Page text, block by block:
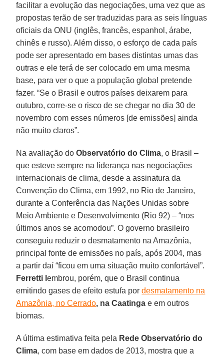
facilitar a evolução das negociações, uma vez que as
propostas terão de ser traduzidas para as seis línguas
oficiais da ONU (inglês, francês, espanhol, árabe,
chinês e russo). Além disso, o esforço de cada país
pode ser apresentado em bases distintas umas das
outras e ele terá de ser colocado em uma mesma
base, para ver o que a população global pretende
fazer. “Se o Brasil e outros países deixarem para
outubro, corre-se o risco de se chegar no dia 30 de
novembro com esses números [de emissões] ainda
não muito claros”.
Na avaliação doObservatório do Clima, o Brasil –
que esteve sempre na liderança nas negociações
internacionais de clima, desde a assinatura da
Convenção do Clima, em 1992, no Rio de Janeiro,
durante a Conferência das Nações Unidas sobre
Meio Ambiente e Desenvolvimento (Rio 92) – “nos
últimos anos se acomodou”. O governo brasileiro
conseguiu reduzir o desmatamento na Amazônia,
principal fonte de emissões no país, após 2004, mas
a partir daí “ficou em uma situação muito confortável”.
Ferretti lembrou, porém, que o Brasil continua
emitindo gases de efeito estufa pordesmatamento na
Amazônia, no Cerrado, na Caatinga e em outros
biomas.
A última estimativa feita pela Rede Observatório do
Clima, com base em dados de 2013, mostra que a